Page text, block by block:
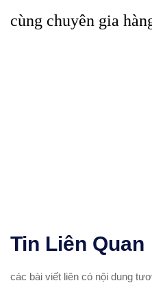
cùng chuyên gia
Tin Liên Quan
các bài viết liên có nội dung